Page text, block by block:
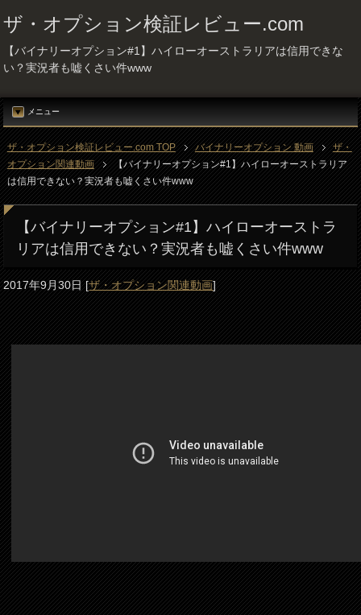
ザ・オプション検証レビュー.com
【バイナリーオプション#1】ハイローオーストラリアは信用できな
い？実況者も嘘くさい件www
メニュー
ザ・オプション検証レビュー.com TOP バイナリーオプション 動画
ザ・
オプション関連動画
【バイナリーオプション#1】ハイローオーストラリア
は信用できない？実況者も嘘くさい件www
【バイナリーオプション#1】ハイローオーストラ
リアは信用できない？実況者も嘘くさい件www
2017年9月30日[ザ・オプション関連動画]